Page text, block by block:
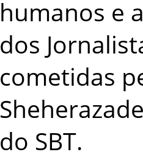
humanos e
dos
cometidas
do SBT.